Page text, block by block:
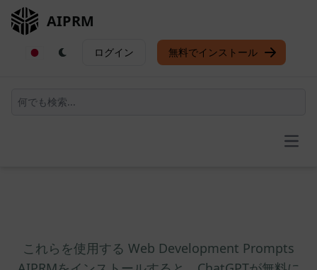
AIPRM
ログイン 無料でインストール
これらを使用する Web Development Prompts